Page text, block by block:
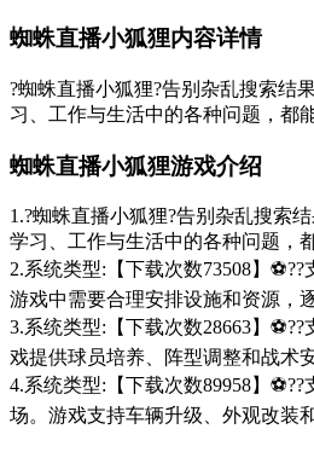
蜘蛛直播小狐狸内容详情
?蜘蛛直播小狐狸?告别杂乱搜索结
习、工作与生活中的各种问题，都
蜘蛛直播小狐狸游戏介绍
1.?蜘蛛直播小狐狸?告别杂乱搜索
学习、工作与生活中的各种问题，
2.系统类型:【下载次数73508】
游戏中需要合理安排设施和资源，
3.系统类型:【下载次数28663】
戏提供球员培养、阵型调整和战术
4.系统类型:【下载次数89958】
场。游戏支持车辆升级、外观改装